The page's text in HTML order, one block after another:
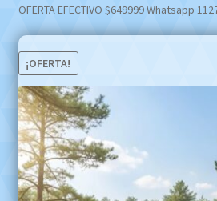
OFERTA EFECTIVO $649999 Whatsapp
¡OFERTA!